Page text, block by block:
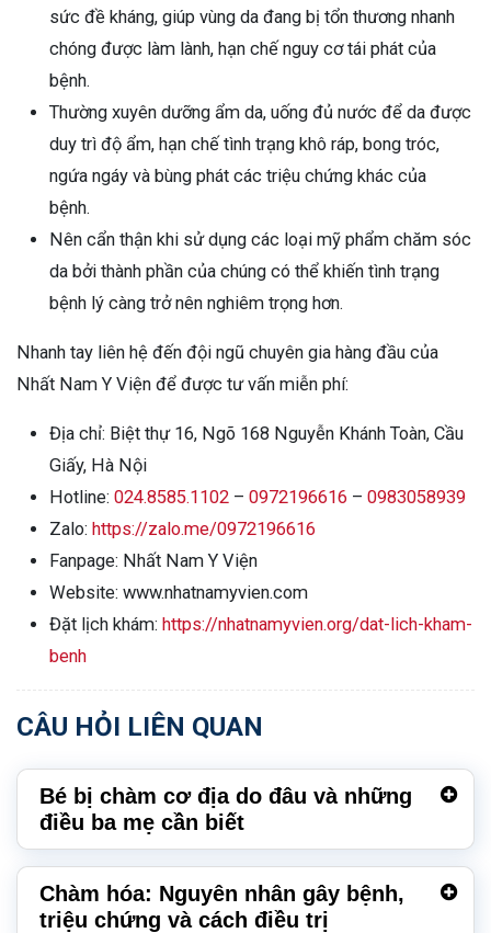
sức đề kháng, giúp vùng da đang bị tổn thương nhanh
chóng được làm lành, hạn chế nguy cơ tái phát của
bệnh.
Thường xuyên dưỡng ẩm da, uống đủ nước để da được
duy trì độ ẩm, hạn chế tình trạng khô ráp, bong tróc,
ngứa ngáy và bùng phát các triệu chứng khác của
bệnh.
Nên cẩn thận khi sử dụng các loại mỹ phẩm chăm sóc
da bởi thành phần của chúng có thể khiến tình trạng
bệnh lý càng trở nên nghiêm trọng hơn.
Nhanh tay liên hệ đến đội ngũ chuyên gia hàng đầu của
Nhất Nam Y Viện để được tư vấn miễn phí:
Địa chỉ: Biệt thự 16, Ngõ 168 Nguyễn Khánh Toàn, Cầu
Giấy, Hà Nội
Hotline: 024.8585.1102 – 0972196616 – 0983058939
Zalo: https://zalo.me/0972196616
Fanpage: Nhất Nam Y Viện
Website: www.nhatnamyvien.com
Đặt lịch khám: https://nhatnamyvien.org/dat-lich-kham-
benh
CÂU HỎI LIÊN QUAN
Bé bị chàm cơ địa do đâu và những
điều ba mẹ cần biết
Chàm hóa: Nguyên nhân gây bệnh,
triệu chứng và cách điều trị